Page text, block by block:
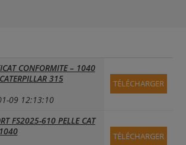
CONFORMITE – 1040
315
09 12:13:10
TÉLÉCHARGER
FS2025-610 PELLE CAT
TÉLÉCHARGER